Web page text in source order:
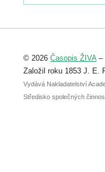
Registrovat se
abstraktu přihlášené
posteru je už 30.
© 2026 Časopis ŽIVA–
Založil roku 1853 J. E.
Vydává Nakladatelství
Středisko společných